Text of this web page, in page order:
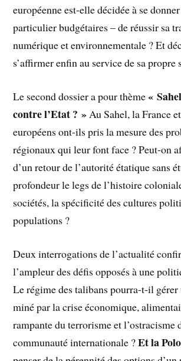
européenne est-elle décidée à se
particulier budgétaires – de réussir sa
numérique et environnementale ? Et
s’affirmer enfin au service de sa propre
Le second dossier a pour thème«
contre l’Etat ? »Au Sahel, la France
européens ont-ils pris la mesure des
régionaux qui leur font face ? Peut-on
d’un retour de l’autorité étatique sans
profondeur le legs de l’histoire
sociétés, la spécificité des cultures
populations ?
Deux interrogations de l’actualité
l’ampleur des défis opposés à une
Le régime des talibans pourra-t-il gérer
miné par la crise économique,
rampante du terrorisme et l’ostracisme
communauté internationale ?Et la